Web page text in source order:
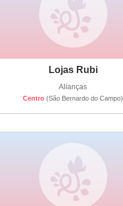
Lojas Rubi
Alianças
Centro (São Bernardo do Campo)